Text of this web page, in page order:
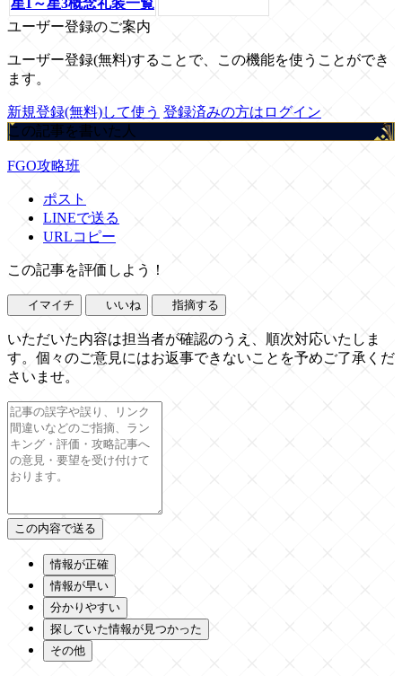
星1～星3概念礼装一覧
ユーザー登録のご案内
ユーザー登録(無料)することで、この機能を使うことができ
ます。
新規登録(無料)して使う 登録済みの方はログイン
この記事を書いた人
FGO攻略班
ポスト
LINEで送る
URLコピー
この記事を評価しよう！
イマイチ いいね 指摘する
いただいた内容は担当者が確認のうえ、順次対応いたしま
す。個々のご意見にはお返事できないことを予めご了承くだ
さいませ。
情報が正確
情報が早い
分かりやすい
探していた情報が見つかった
その他